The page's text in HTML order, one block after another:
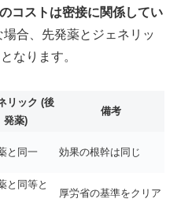
コストは密接に関係してい
合、先発薬とジェネリッ
なります。
リック (後
発薬)
備考
と同一 効果の根幹は同じ
と同等と
厚労省の基準をクリア